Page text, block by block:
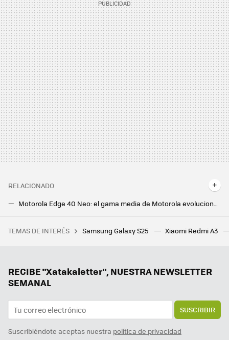
RELACIONADO
Quién es quién en los Xiaomi Redmi 12 baratos: Redmi 12 vs Redmi Note 12
Ya puedes renovar tu DNI al instante. DNI exprés logra (por fin) simplificar este trámite
TEMAS DE INTERÉS Samsung Galaxy S25 Xiaomi Redmi A3
RECIBE "Xatakaletter", NUESTRA NEWSLETTER
SEMANAL
SUSCRIBIR
Suscribiéndote aceptas nuestra política de privacidad